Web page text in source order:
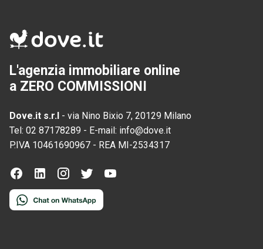
L'agenzia immobiliare online
a ZERO COMMISSIONI
Dove.it s.r.l - via Nino Bixio 7, 20129 Milano
Tel: 02 87178289 - E-mail: info@dove.it
P.IVA 10461690967 - REA MI-2534317